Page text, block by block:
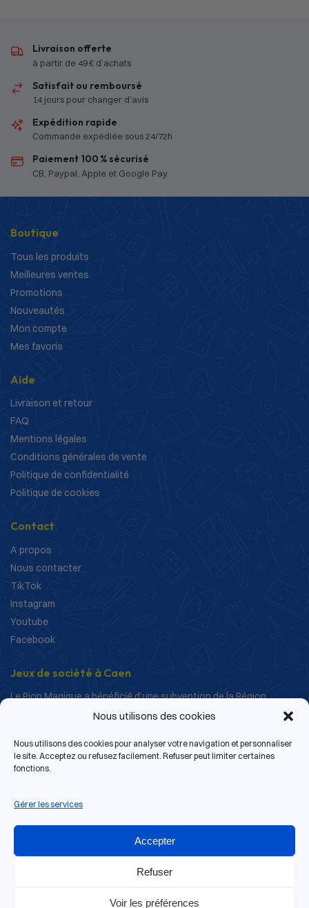
Nous utilisons des cookies
Nous utilisons des cookies pour analyser votre navigation et personnaliser
le site. Acceptez ou refusez facilement. Refuser peut limiter certaines
fonctions.
Gérer les services
Accepter
Refuser
Voir les préférences
Livraison offerte
à partir de 49 € d’achats
Satisfait ou remboursé
14 jours pour changer d’avis
Expédition rapide
Commande expédiée sous 24/72h
Paiement 100 % sécurisé
CB, Paypal, Apple et Google Pay
Boutique
Tous les produits
Meilleures ventes
Promotions
Nouveautés
Mon compte
Mes favoris
Aide
Livraison et retour
FAQ
Mentions légales
Conditions générales de vente
Politique de confidentialité
Politique de cookies
Contact
A propos
Nous contacter
TikTok
Instagram
Youtube
Facebook
Jeux de société à Caen
Le Pion Magique a bénéficié d’une subvention de la Région
Normandie dans le cadre de ses actions de structuration et de